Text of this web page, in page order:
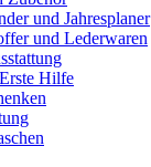
und Jahresplaner
und Lederwaren
Hilfe